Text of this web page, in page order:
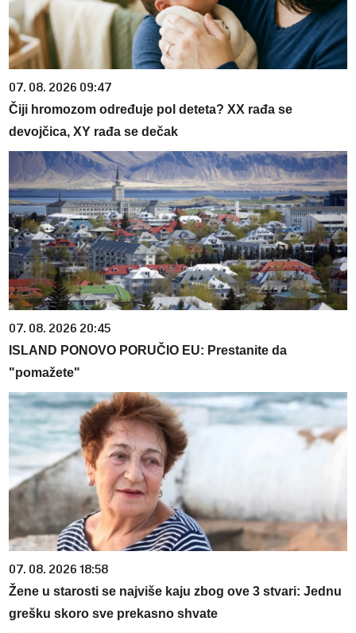
07. 08. 2026 09:47
Čiji hromozom određuje pol deteta? XX rađa se
devojčica, XY rađa se dečak
07. 08. 2026 20:45
ISLAND PONOVO PORUČIO EU: Prestanite da
"pomažete"
07. 08. 2026 18:58
Žene u starosti se najviše kaju zbog ove 3 stvari: Jednu
grešku skoro sve prekasno shvate